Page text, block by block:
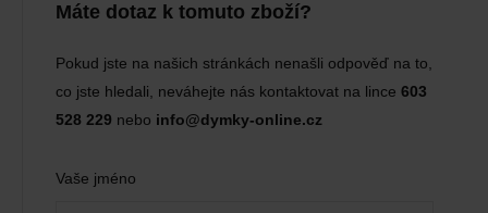
Máte dotaz k tomuto zboží?
Pokud jste na našich stránkách nenašli odpověď na to,
co jste hledali, neváhejte nás kontaktovat na lince 603
528 229 nebo info@dymky-online.cz
Vaše jméno